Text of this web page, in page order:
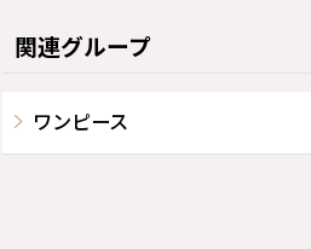
関連グループ
ワンピース